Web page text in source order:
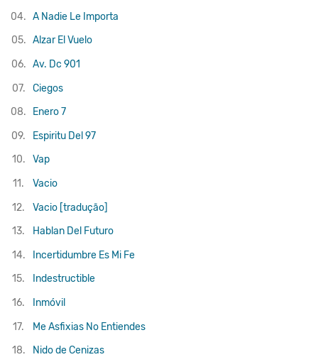
04. A Nadie Le Importa
05. Alzar El Vuelo
06. Av. Dc 901
07.
Ciegos
08.
Enero 7
09.
Espiritu Del 97
10.
Vap
11.
Vacio
12.
Vacio [tradução]
13.
Hablan Del Futuro
14.
Incertidumbre Es Mi Fe
15.
Indestructible
16.
Inmóvil
17.
Me Asfixias No Entiendes
18.
Nido de Cenizas